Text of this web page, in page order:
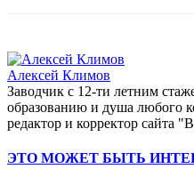
Алексей Климов
Заводчик c 12-ти летним
образованию и душа любого
редактор и корректор сайта
ЭТО МОЖЕТ БЫТЬ